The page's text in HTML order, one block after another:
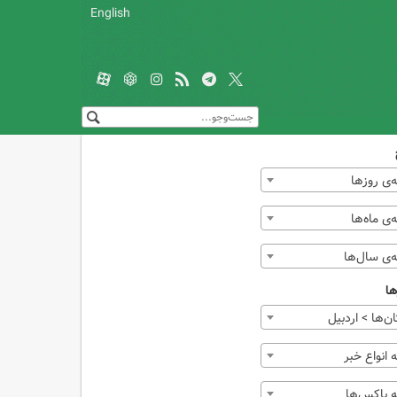
English
روزها
ماه‌ها
سال‌ها
> اردبیل
انواع خبر